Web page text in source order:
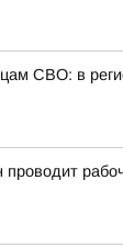
СВО: в